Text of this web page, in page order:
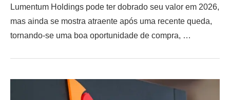
Lumentum Holdings pode ter dobrado seu valor em 2026,
mas ainda se mostra atraente após uma recente queda,
tornando-se uma boa oportunidade de compra, …